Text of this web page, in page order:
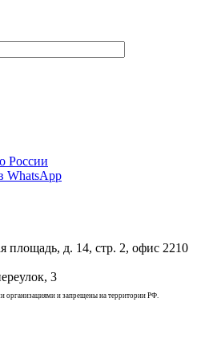
России
WhatsApp
площадь, д. 14, стр. 2, офис 2210
3
организациями и запрещены на территории РФ.